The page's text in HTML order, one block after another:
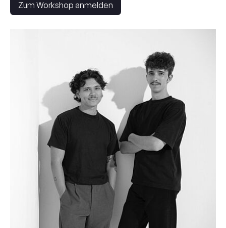
Zum Workshop anmelden